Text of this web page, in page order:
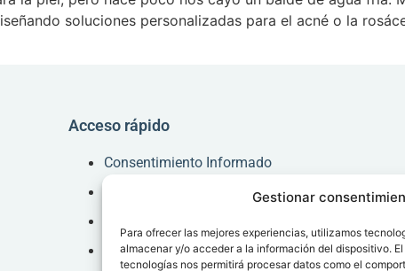
Gestionar
Para ofrecer las mejores experiencias, utilizamos
almacenar y/o acceder a la información del dispositivo.
tecnologías nos permitirá procesar datos como el
soluciones personalizadas para el acné o la
Acceso rápido
Consentimiento Informado
Carta de Derechos y deberes
Área Médica